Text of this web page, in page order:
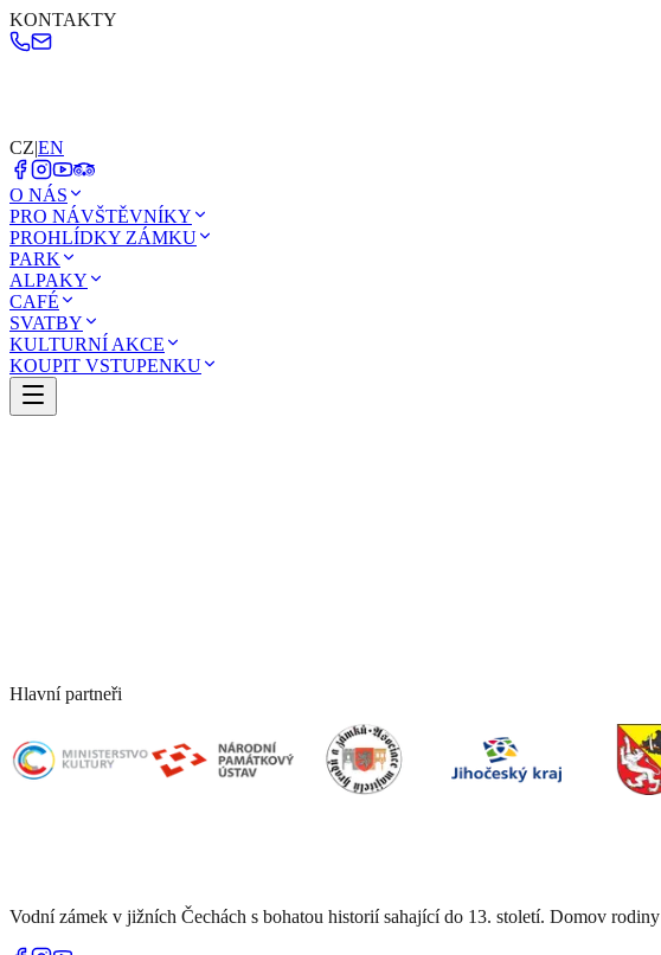
KONTAKTY
CZ|EN
O NÁS
PRO NÁVŠTĚVNÍKY
PROHLÍDKY ZÁMKU
PARK
ALPAKY
CAFÉ
SVATBY
KULTURNÍ AKCE
KOUPIT VSTUPENKU
KONTAKTY
Hlavní partneři
Vodní zámek v jižních Čechách s bohatou historií sahající do 13. století. Domov